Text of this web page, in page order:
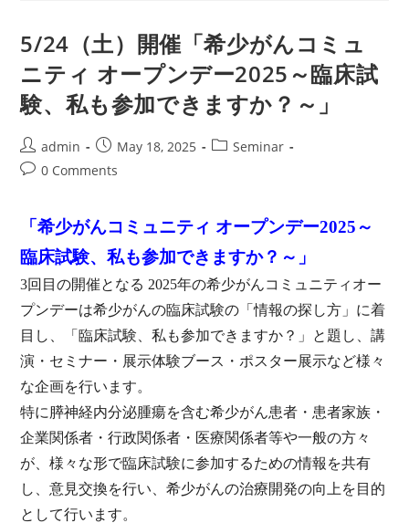
日
本
神
経
内
分
泌
研
会・
市
民
公
開
講
座
～
NEN
診
療
新
代
の
道
標
～』」
5/24（土）開催「希少がんコミュ
ニティ オープンデー2025～臨床試
験、私も参加できますか？～」
Post
author:
admin
Post
published:
May 18, 2025
PostSeminar
Post0 Comments
「希少がんコミュニティ オープンデー2025～
臨床試験、私も参加できますか？～」
3回目の開催となる 2025年の希少がんコミュニティオー
プンデーは希少がんの臨床試験の「情報の探し方」に着
目し、「臨床試験、私も参加できますか？」と題し、講
演・セミナー・展示体験ブース・ポスター展示など様々
な企画を行います。
特に膵神経内分泌腫瘍を含む希少がん患者・患者家族・
企業関係者・行政関係者・医療関係者等や一般の方々
が、様々な形で臨床試験に参加するための情報を共有
し、意見交換を行い、希少がんの治療開発の向上を目的
として行います。